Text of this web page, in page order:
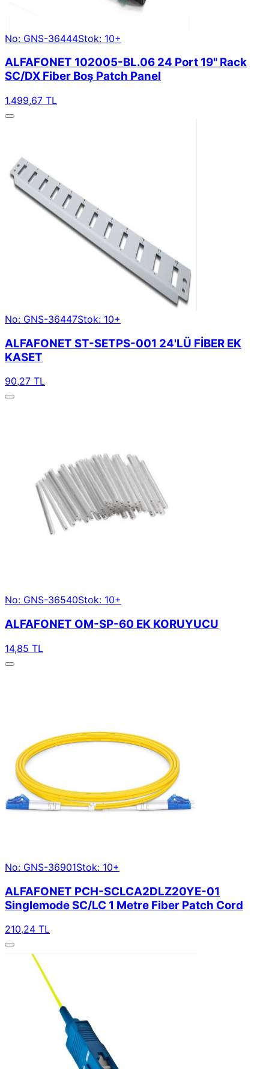
No: GNS-36444Stok: 10+
ALFAFONET 102005-BL.06 24 Port 19" Rack
SC/DX Fiber Boş Patch Panel
1.499,67 TL
No: GNS-36447Stok: 10+
ALFAFONET ST-SETPS-001 24'LÜ FİBER EK
KASET
90,27 TL
No: GNS-36540Stok: 10+
ALFAFONET OM-SP-60 EK KORUYUCU
14,85 TL
No: GNS-36901Stok: 10+
ALFAFONET PCH-SCLCA2DLZ20YE-01
Singlemode SC/LC 1 Metre Fiber Patch Cord
210,24 TL